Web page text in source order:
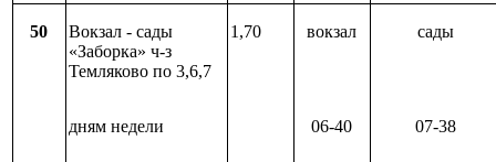
50
Вокзал - сады
«Заборка» ч-з
Темляково по 3,6,7
1,70 вокзал сады
дням недели 06-40 07-38